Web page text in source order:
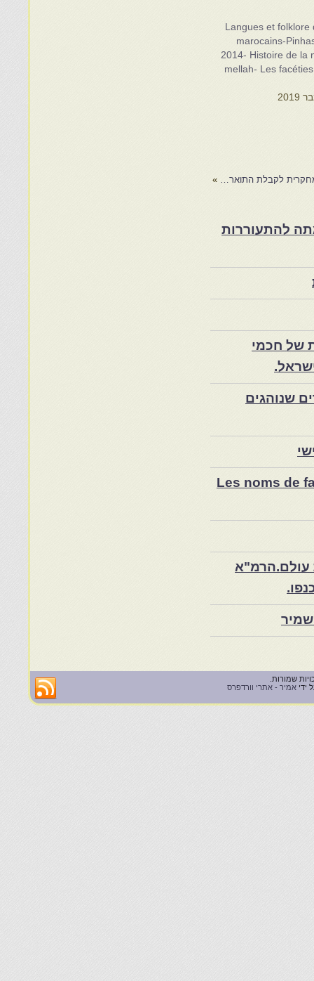
Langues et folklore
marocains-
2014- Histoire de la
mellah- Les
מחקרית לקבלת התואר… »
במרוקו בסוף המאה ה־19 ותרומתה להתעוררות
של חכמי
שנוהגים
Les noms de
עולם.הרמ"א
ידי אמיר - אתרי וורדפרס